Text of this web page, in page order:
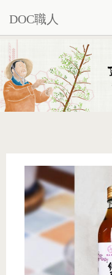
DOC職人